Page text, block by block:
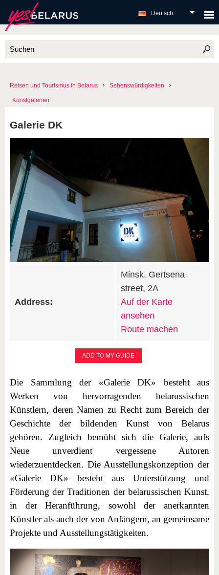
Deutsch
Reisen und Tourismus in Belarus Sehenswürdigkeiten
Kunstgalerien
Galerie DK
Address:
Minsk, Gertsena
street, 2A
Auf der Karte
ansehen
Route machen
ADD TO MY GUIDE
Die Sammlung der «Galerie DK» besteht aus
Werken von hervorragenden belarussischen
Künstlern, deren Namen zu Recht zum Bereich der
Geschichte der bildenden Kunst von Belarus
gehören. Zugleich bemüht sich die Galerie, aufs
Neue unverdient vergessene Autoren
wiederzuentdecken. Die Ausstellungskonzeption der
«Galerie DK» besteht aus Unterstützung und
Förderung der Traditionen der belarussischen Kunst,
in der Heranführung, sowohl der anerkannten
Künstler als auch der von Anfängern, an gemeinsame
Projekte und Ausstellungstätigkeiten.